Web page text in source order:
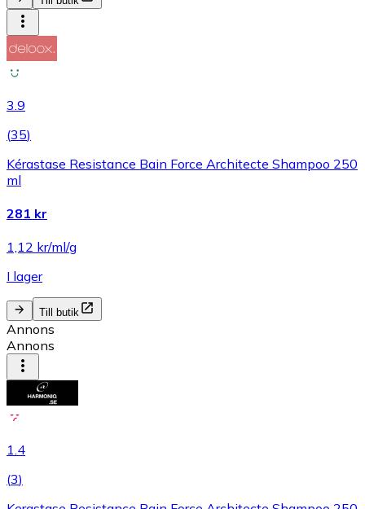
3.9
(35)
Kérastase Resistance Bain Force Architecte Shampoo 250
ml
281 kr
1,12 kr/ml/g
I lager
Till butik
Annons
Annons
1.4
(3)